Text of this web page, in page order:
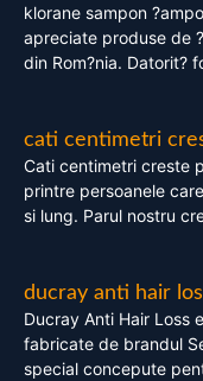
klorane sampon
apreciate produse de
din Rom?nia. Datorit?
cati centimetri
Cati centimetri creste
printre persoanele
si lung. Parul nostru
ducray anti hair
Ducray Anti Hair Loss
fabricate de brandul
special concepute